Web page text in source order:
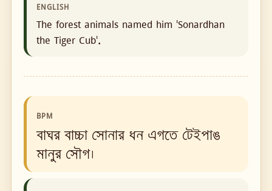
ENGLISH
The forest animals named him 'Sonardhan
the Tiger Cub'.
BPM
বাঘর বাচ্চা সোনার ধন এগতে টেইপাঙ
মানুর সৌগ।